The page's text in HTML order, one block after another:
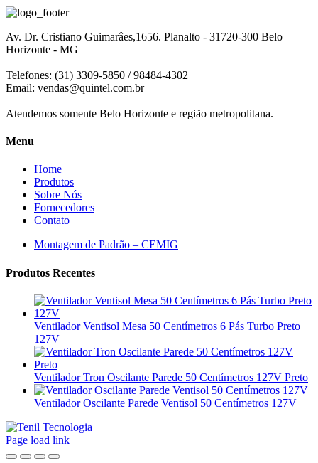
Av. Dr. Cristiano Guimarâes,1656. Planalto - 31720-300 Belo
Horizonte - MG
Telefones: (31) 3309-5850 / 98484-4302
Email: vendas@quintel.com.br
Atendemos somente Belo Horizonte e região metropolitana.
Menu
Home
Produtos
Sobre Nós
Fornecedores
Contato
Montagem de Padrão – CEMIG
Produtos Recentes
Ventilador Ventisol Mesa 50 Centímetros 6 Pás Turbo Preto
127V
Ventilador Tron Oscilante Parede 50 Centímetros 127V Preto
Ventilador Oscilante Parede Ventisol 50 Centímetros 127V
Page load link